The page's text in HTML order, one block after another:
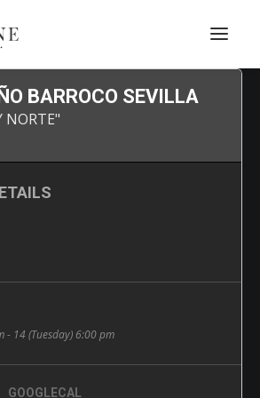
2023
BARROCO SEVILLA
NORTE"
- 14 (Tuesday) 6:00 pm
GOOGLECAL